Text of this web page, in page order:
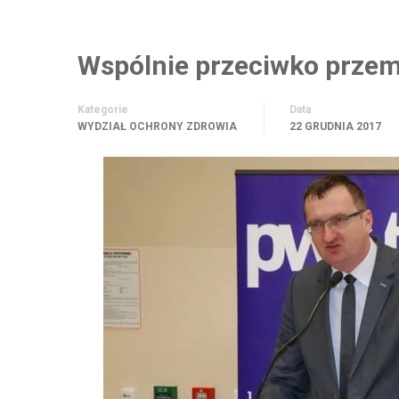
Wspólnie przeciwko
Kategorie
WYDZIAŁ OCHRONY ZDROWIA
Data
22 GRUDNIA 2017